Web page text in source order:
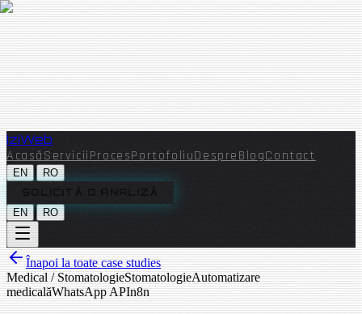
IziWeb
AcasăServiciiProcesPortofoliuDespreBlogContact
EN | RO
SOLICITĂ O ANALIZĂ
EN
| RO
Înapoi la toate case studies
Medical / StomatologieStomatologieAutomatizare
medicalăWhatsApp APIn8n